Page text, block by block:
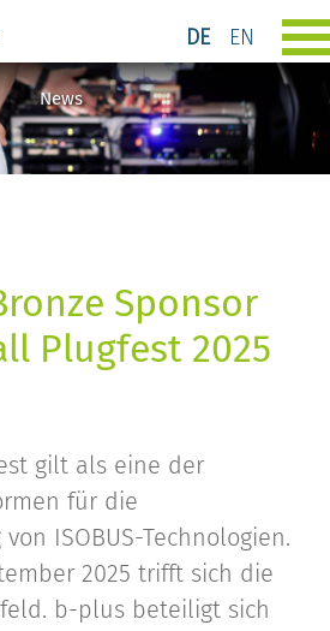
DE EN
News
Sponsor
Plugfest 2025
gilt als eine der
für die
ISOBUS-Technologien.
2025 trifft sich die
b-plus beteiligt sich